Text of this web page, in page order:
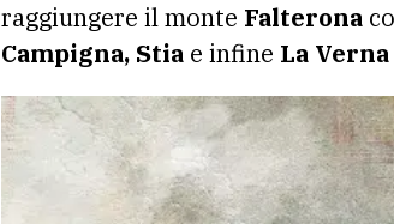
raggiungere il monte Falterona
Campigna, Stia e infine La Verna